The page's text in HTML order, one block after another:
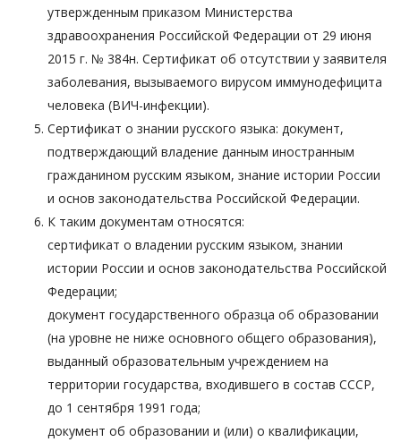
утвержденным приказом Министерства
здравоохранения Российской Федерации от 29 июня
2015 г. № 384н. Сертификат об отсутствии у заявителя
заболевания, вызываемого вирусом иммунодефицита
человека (ВИЧ-инфекции).
Сертификат о знании русского языка: документ,
подтверждающий владение данным иностранным
гражданином русским языком, знание истории России
и основ законодательства Российской Федерации.
К таким документам относятся:
сертификат о владении русским языком, знании
истории России и основ законодательства Российской
Федерации;
документ государственного образца об образовании
(на уровне не ниже основного общего образования),
выданный образовательным учреждением на
территории государства, входившего в состав СССР,
до 1 сентября 1991 года;
документ об образовании и (или) о квалификации,